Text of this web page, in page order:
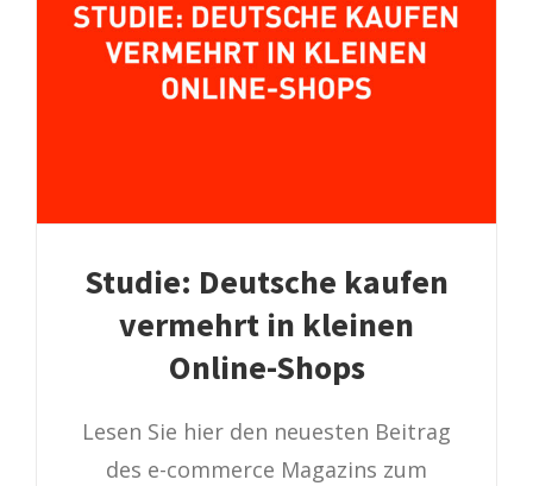
Studie: Deutsche kaufen
vermehrt in kleinen
Online-Shops
Lesen Sie hier den neuesten Beitrag
des e-commerce Magazins zum